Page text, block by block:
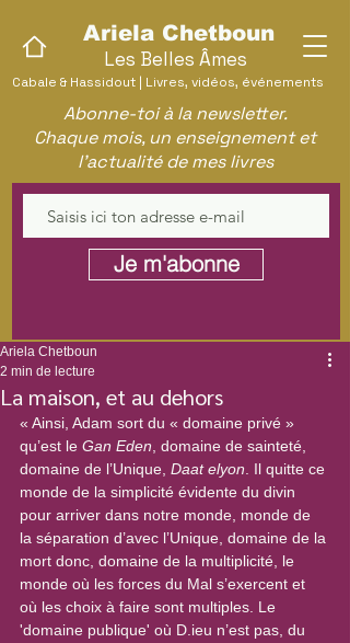
Cabale & Hassidout | Livres, vidéos, événements
Ariela Chetboun
Les Belles Âmes
Abonne-toi à la newsletter.
Chaque mois, un enseignement et
l'actualité de mes livres
Je m'abonne
La maison, et au dehors
Ariela Chetboun
2 min de lecture
« Ainsi, Adam sort du « domaine privé »
qu’est le Gan Eden , domaine de sainteté,
domaine de l’Unique, Daat elyon . Il quitte ce
monde de la simplicité évidente du divin
pour arriver dans notre monde, monde de
la séparation d’avec l’Unique, domaine de la
mort donc, domaine de la multiplicité, le
monde où les forces du Mal s’exercent et
où les choix à faire sont multiples. Le
'domaine publique' où D.ieu n’est pas, du